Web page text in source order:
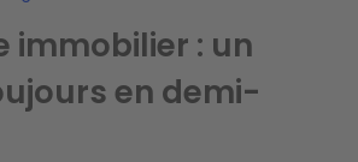
immobilier : un
en demi-